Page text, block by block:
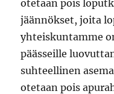
otetaan pois
jäännökset, joita
yhteiskuntamme
päässeille
suhteellinen
otetaan pois